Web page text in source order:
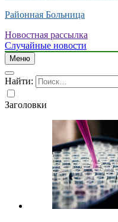
Районная Больница
Новостная рассылка
Случайные новости
Меню
Найти:
Заголовки